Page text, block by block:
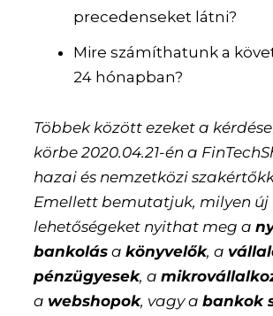
precedenseket látni?
Mire számíthatunk a
24 hónapban?
Többek között ezeket a
körbe 2020.04.21-én a
hazai és nemzetközi
Emellett bemutatjuk, milyen új
lehetőségeket nyithat meg a
bankolás akönyvelők, a
pénzügyesek, a
a webshopok, vagy abankok